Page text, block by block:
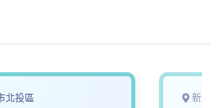
n
k
北投區 新北